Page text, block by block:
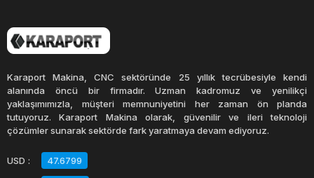
tanırlar.
tasarlanmıştır. Bu makineler, çeşitli arazi koşullarında
kullanılabilirler ve sert zeminlerde bile yüksek performans
gösterirler. Paletli yükleyiciler, genellikle yakıt tasarrufu
Karaport Makina, CNC sektöründe 25 yıllık tecrübesiyle kendi
alanında öncü bir firmadır. Uzman kadromuz ve yenilikçi
yaklaşımımızla, müşteri memnuniyetini her zaman ön planda
tutuyoruz. Karaport Makina olarak, güvenilir ve ileri teknoloji
çözümler sunarak sektörde fark yaratmaya devam ediyoruz.
USD : 47.6799